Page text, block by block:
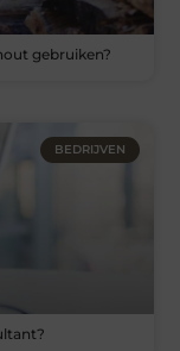
gebruiken?
BEDRIJVEN